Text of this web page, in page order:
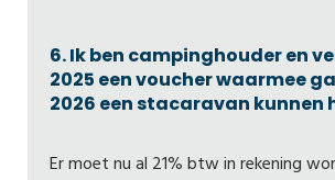
6. Ik ben campinghouder en
2025 een voucher waarmee
2026 een stacaravan kunnen
Er moet nu al 21% btw in rekening